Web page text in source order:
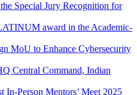
Special Jury Recognition for
award in the Academic-
MoU to Enhance Cybersecurity
Central Command, Indian
Person Mentors’ Meet 2025